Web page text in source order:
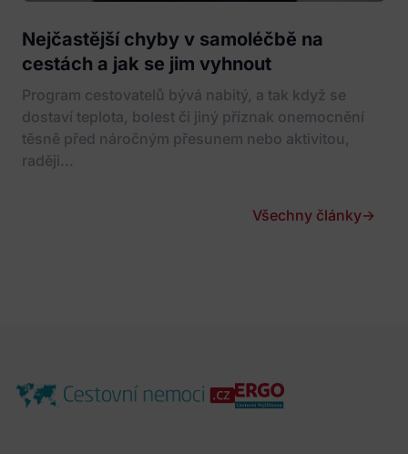
Nejčastější chyby v samoléčbě na
cestách a jak se jim vyhnout
Program cestovatelů bývá nabitý, a tak když se
dostaví teplota, bolest či jiný příznak onemocnění
těsně před náročným přesunem nebo aktivitou,
raději...
Všechny články→